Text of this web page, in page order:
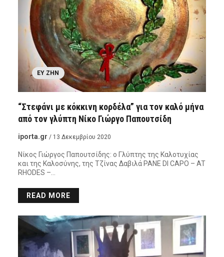
ΕΥ ΖΗΝ
“Στεφάνι με κόκκινη κορδέλα” για τον καλό μήνα
από τον γλύπτη Νίκο Γιώργο Παπουτσίδη
iporta.gr / 13 Δεκεμβρίου 2020
Νίκος Γιώργος Παπουτσίδης: ο Γλύπτης της Καλοτυχίας
και της Καλοσύνης, της Τζίνας Δαβιλά PANE DI CAPO – AT
RHODES –…
READ MORE